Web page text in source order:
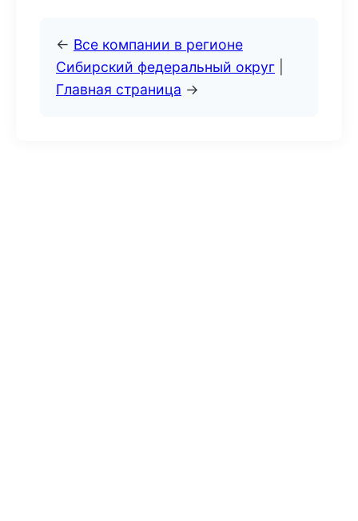
← Все компании в регионе
Сибирский федеральный округ
Главная страница →